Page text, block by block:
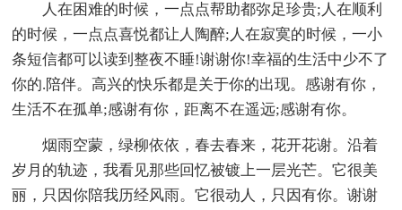
人在困难的时候，一点点帮助都弥足珍贵;人在顺利
的时候，一点点喜悦都让人陶醉;人在寂寞的时候，一小
条短信都可以读到整夜不睡!谢谢你!幸福的生活中少不了
你的.陪伴。高兴的快乐都是关于你的出现。感谢有你，
生活不在孤单;感谢有你，距离不在遥远;感谢有你。
烟雨空蒙，绿柳依依，春去春来，花开花谢。沿着
岁月的轨迹，我看见那些回忆被镀上一层光芒。它很美
丽，只因你陪我历经风雨。它很动人，只因有你。谢谢